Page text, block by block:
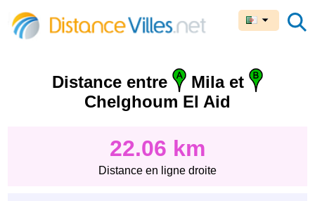
Distance entre
Mila et
Chelghoum El Aid
22.06 km
Distance en ligne droite